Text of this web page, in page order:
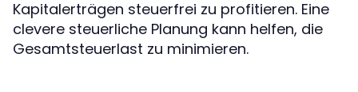
Kapitalerträgen steuerfrei zu profitieren. Eine
clevere steuerliche Planung kann helfen, die
Gesamtsteuerlast zu minimieren.